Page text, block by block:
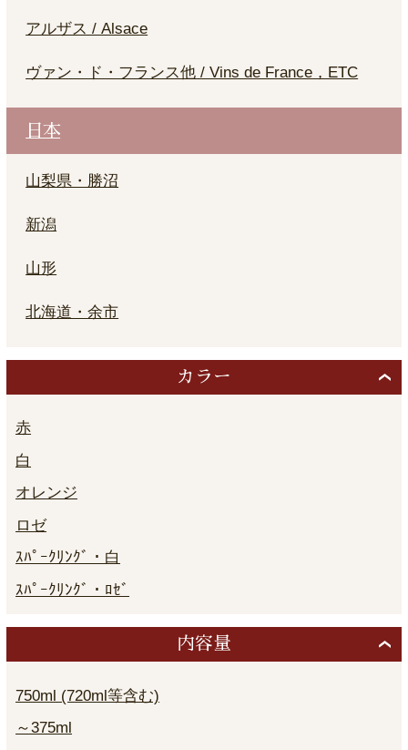
アルザス / Alsace
ヴァン・ド・フランス他 / Vins de France，ETC
日本
山梨県・勝沼
新潟
山形
北海道・余市
カラー
赤
白
オレンジ
ロゼ
ｽﾊﾟｰｸﾘﾝｸﾞ・白
ｽﾊﾟｰｸﾘﾝｸﾞ・ﾛｾﾞ
内容量
750ml (720ml等含む)
～375ml